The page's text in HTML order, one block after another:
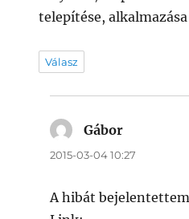
telepítése,
Válasz
Gábor
2015-03-04 10:27
A hibát